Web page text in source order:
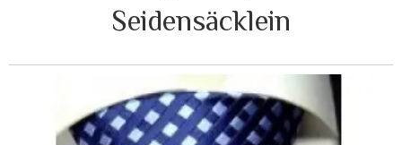
Seidensäcklein